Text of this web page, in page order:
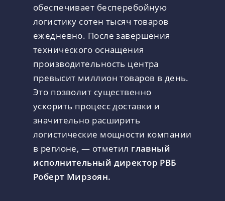
обеспечивает бесперебойную
логистику сотен тысяч товаров
ежедневно. После завершения
технического оснащения
производительность центра
превысит миллион товаров в день.
Это позволит существенно
ускорить процесс доставки и
значительно расширить
логистические мощности компании
в регионе, — отметил главный
исполнительный директор РВБ
Роберт Мирзоян.